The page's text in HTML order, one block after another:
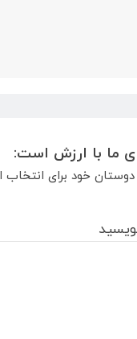
ما با ارزش است:
دوستان خود برای